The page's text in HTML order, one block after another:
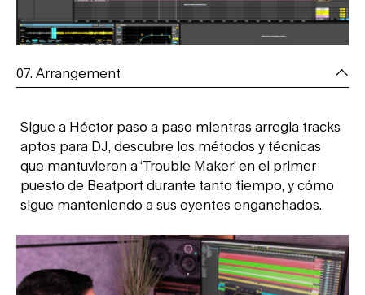
07. Arrangement
Sigue a Héctor paso a paso mientras arregla tracks
aptos para DJ, descubre los métodos y técnicas
que mantuvieron a ‘Trouble Maker’ en el primer
puesto de Beatport durante tanto tiempo, y cómo
sigue manteniendo a sus oyentes enganchados.